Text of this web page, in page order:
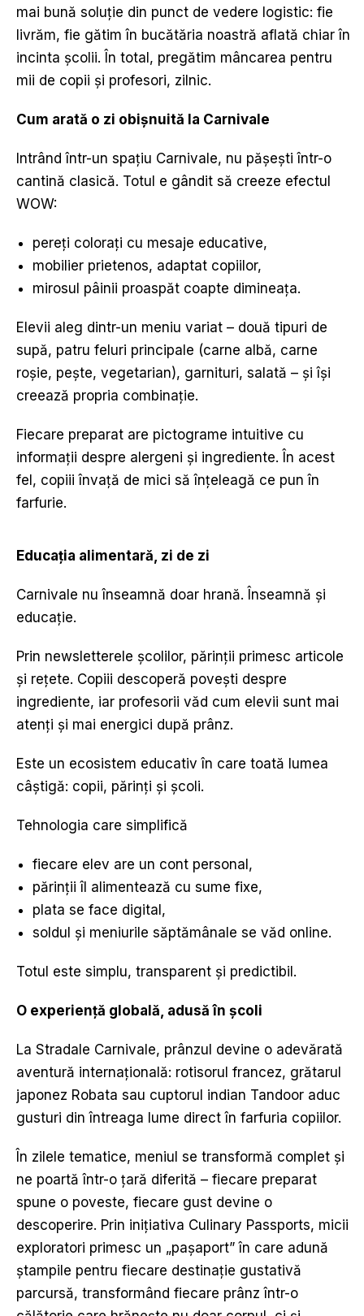
mai bună soluție din punct de vedere logistic: fie
livrăm, fie gătim în bucătăria noastră aflată chiar în
incinta școlii. În total, pregătim mâncarea pentru
mii de copii și profesori, zilnic.
Cum arată o zi obișnuită la Carnivale
Intrând într-un spațiu Carnivale, nu pășești într-o
cantină clasică. Totul e gândit să creeze efectul
WOW:
pereți colorați cu mesaje educative,
mobilier prietenos, adaptat copiilor,
mirosul pâinii proaspăt coapte dimineața.
Elevii aleg dintr-un meniu variat – două tipuri de
supă, patru feluri principale (carne albă, carne
roșie, pește, vegetarian), garnituri, salată – și își
creează propria combinație.
Fiecare preparat are pictograme intuitive cu
informații despre alergeni și ingrediente. În acest
fel, copiii învață de mici să înțeleagă ce pun în
farfurie.
Educația alimentară, zi de zi
Carnivale nu înseamnă doar hrană. Înseamnă și
educație.
Prin newsletterele școlilor, părinții primesc articole
și rețete. Copiii descoperă povești despre
ingrediente, iar profesorii văd cum elevii sunt mai
atenți și mai energici după prânz.
Este un ecosistem educativ în care toată lumea
câștigă: copii, părinți și școli.
Tehnologia care simplifică
fiecare elev are un cont personal,
părinții îl alimentează cu sume fixe,
plata se face digital,
soldul și meniurile săptămânale se văd online.
Totul este simplu, transparent și predictibil.
O experiență global ă, adusă în școli
La Stradale Carnivale, prânzul devine o adevărată
aventură internațională: rotisorul francez, grătarul
japonez Robata sau cuptorul indian Tandoor aduc
gusturi din întreaga lume direct în farfuria copiilor.
În zilele tematice, meniul se transformă complet și
ne poartă într-o țară diferită – fiecare preparat
spune o poveste, fiecare gust devine o
descoperire. Prin inițiativa Culinary Passports, micii
exploratori primesc un „pașaport” în care adună
ștampile pentru fiecare destinație gustativă
parcursă, transformând fiecare prânz într-o